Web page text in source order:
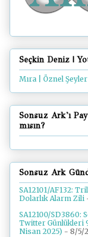
Seçkin Deniz |
Mıra | Öznel Şeyler
Sonsuz Ark'ı
mısın?
Sonsuz Ark
SA12101/AF132:
Dolarlık Alarm Zili
SA12100/SD3860:
Twitter Günlükleri
Nisan 2025) - 8/5/